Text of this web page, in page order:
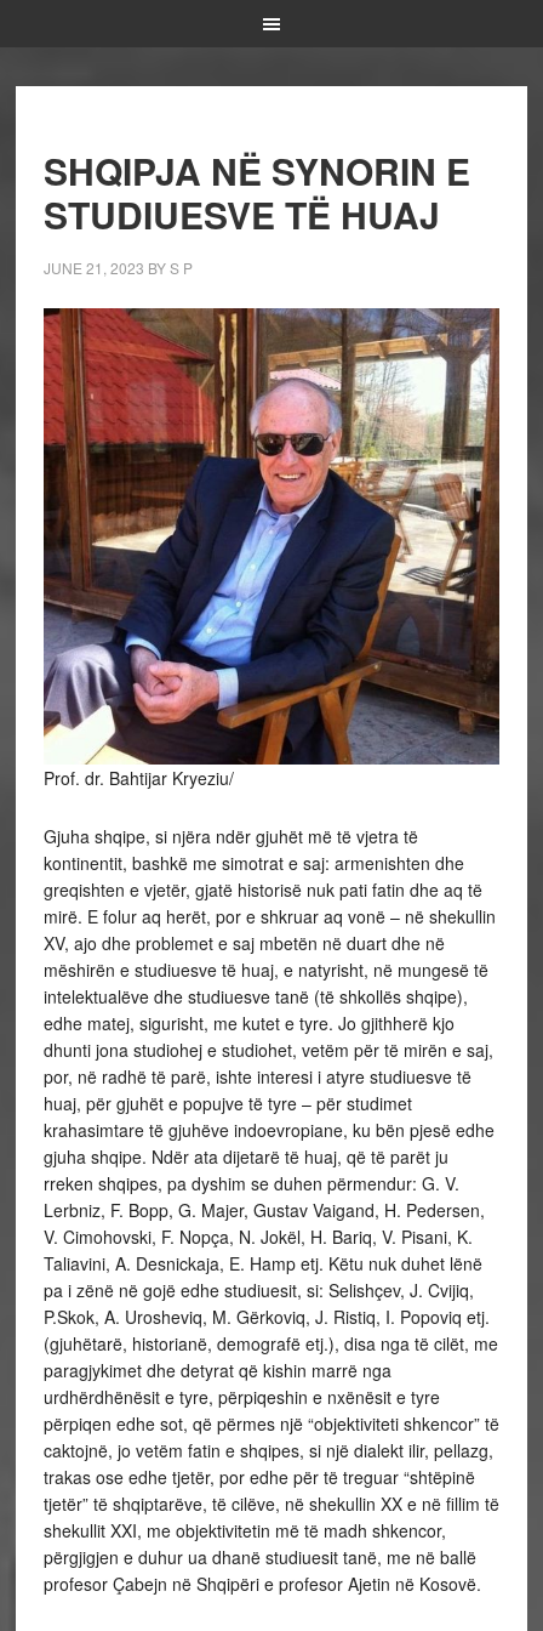
SHQIPJA NË SYNORIN E
STUDIUESVE TË HUAJ
JUNE 21, 2023 BYS P
Prof. dr. Bahtijar Kryeziu/
Gjuha shqipe, si njëra ndër gjuhët më të vjetra të
kontinentit, bashkë me simotrat e saj: armenishten dhe
greqishten e vjetër, gjatë historisë nuk pati fatin dhe aq të
mirë. E folur aq herët, por e shkruar aq vonë – në shekullin
XV, ajo dhe problemet e saj mbetën në duart dhe në
mëshirën e studiuesve të huaj, e natyrisht, në mungesë të
intelektualëve dhe studiuesve tanë (të shkollës shqipe),
edhe matej, sigurisht, me kutet e tyre. Jo gjithherë kjo
dhunti jona studiohej e studiohet, vetëm për të mirën e saj,
por, në radhë të parë, ishte interesi i atyre studiuesve të
huaj, për gjuhët e popujve të tyre – për studimet
krahasimtare të gjuhëve indoevropiane, ku bën pjesë edhe
gjuha shqipe. Ndër ata dijetarë të huaj, që të parët ju
rreken shqipes, pa dyshim se duhen përmendur: G. V.
Lerbniz, F. Bopp, G. Majer, Gustav Vaigand, H. Pedersen,
V. Cimohovski, F. Nopça, N. Jokël, H. Bariq, V. Pisani, K.
Taliavini, A. Desnickaja, E. Hamp etj. Këtu nuk duhet lënë
pa i zënë në gojë edhe studiuesit, si: Selishçev, J. Cvijiq,
P.Skok, A. Urosheviq, M. Gërkoviq, J. Ristiq, I. Popoviq etj.
(gjuhëtarë, historianë, demografë etj.), disa nga të cilët, me
paragjykimet dhe detyrat që kishin marrë nga
urdhërdhënësit e tyre, përpiqeshin e nxënësit e tyre
përpiqen edhe sot, që përmes një “objektiviteti shkencor” të
caktojnë, jo vetëm fatin e shqipes, si një dialekt ilir, pellazg,
trakas ose edhe tjetër, por edhe për të treguar “shtëpinë
tjetër” të shqiptarëve, të cilëve, në shekullin XX e në fillim të
shekullit XXI, me objektivitetin më të madh shkencor,
përgjigjen e duhur ua dhanë studiuesit tanë, me në ballë
profesor Çabejn në Shqipëri e profesor Ajetin në Kosovë.